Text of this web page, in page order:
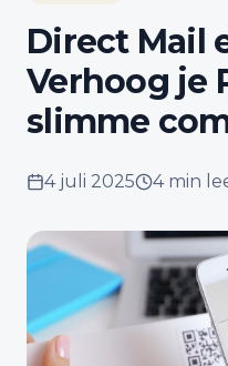
Direct Mail
Verhoog je
slimme
4 juli 2025 4 min